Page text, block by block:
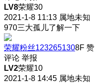
LV8荣耀30
2021-1-8 11:13 属地未知
970三大孤儿了解一下
荣耀粉丝1232651308F 赞
评论 举报
LV2荣耀10
2021-1-8 14:45 属地未知